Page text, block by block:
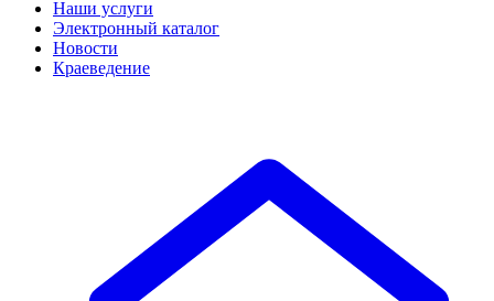
Наши услуги
Электронный каталог
Новости
Краеведение